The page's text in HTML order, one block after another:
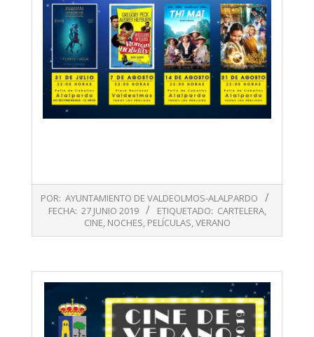
06-
POR: AYUNTAMIENTO DE VALDEOLMOS-ALALPARDO
FECHA: 27 JUNIO 2019 ETIQUETADO: CARTELERA,
CINE, NOCHES, PELÍCULAS,VERANO